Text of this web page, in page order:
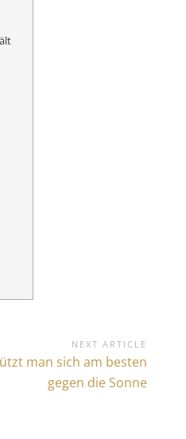
NEXT ARTICLE
man sich am besten
gegen die Sonne